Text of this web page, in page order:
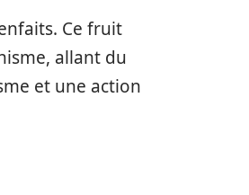
Ce fruit
allant du
et une action